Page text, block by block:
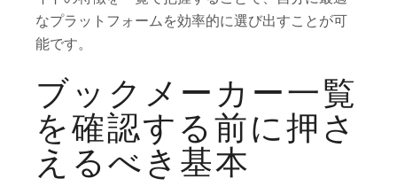
なプラットフォームを効率的に選び出すことが可
能です。
ブックメーカー一覧
を確認する前に押さ
えるべき基本